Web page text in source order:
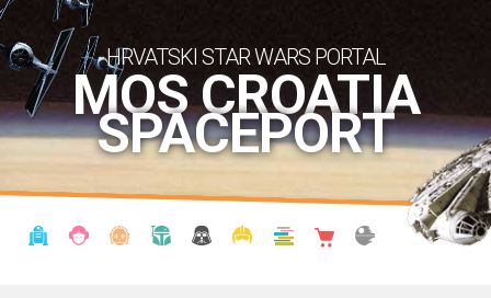
HRVATSKI STAR WARS PORTAL
MOS CROATIA
SPACEPORT